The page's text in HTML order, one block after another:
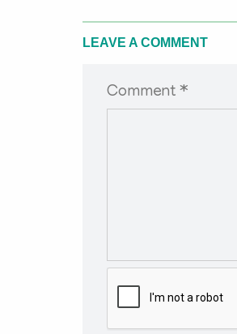
LEAVE A COMMENT
Comment *